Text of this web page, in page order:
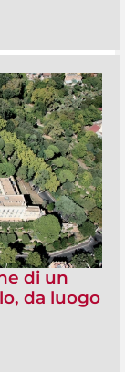
di un
da luogo